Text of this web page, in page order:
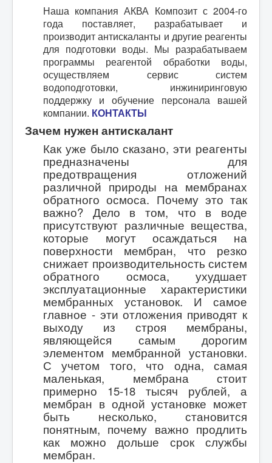
Наша компания АКВА Композит с 2004-го
года поставляет, разрабатывает и
производит антискаланты и другие реагенты
для подготовки воды. Мы разрабатываем
программы реагентой обработки воды,
осуществляем сервис систем
водоподготовки, инжиниринговую
поддержку и обучение персонала вашей
компании. КОНТАКТЫ
Зачем нужен антискалант
Как уже было сказано, эти реагенты
предназначены для
предотвращения отложений
различной природы на мембранах
обратного осмоса. Почему это так
важно? Дело в том, что в воде
присутствуют различные вещества,
которые могут осаждаться на
поверхности мембран, что резко
снижает производительность систем
обратного осмоса, ухудшает
эксплуатационные характеристики
мембранных установок. И самое
главное - эти отложения приводят к
выходу из строя мембраны,
являющейся самым дорогим
элементом мембранной установки.
С учетом того, что одна, самая
маленькая, мембрана стоит
примерно 15-18 тысяч рублей, а
мембран в одной установке может
быть несколько, становится
понятным, почему важно продлить
как можно дольше срок службы
мембран.